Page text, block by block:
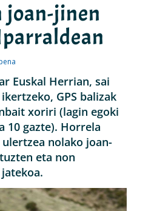
joan-jinen
Euskal Herrian, sai
GPS balizak
xoriri (lagin egoki
10 gazte). Horrela
nolako joan-
eta non